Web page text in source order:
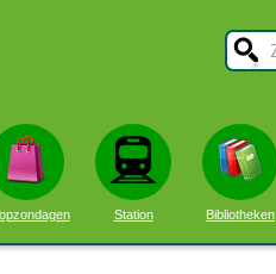
Station Bibliotheken